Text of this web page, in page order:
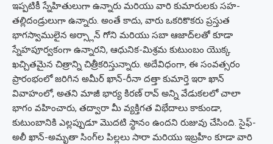
ఇప్పటికీ స్నేహితులుగా ఉన్నారు మరియు వారి కుమారులకు సహ-
తల్లిదండ్రులుగా ఉన్నారు. అంతే కాదు, వారు ఒకరికొకరు ప్రస్తుత
భాగస్వాములైన అర్స్లాన్ గోని మరియు సబా ఆజాద్‌లతో కూడా
స్నేహపూర్వకంగా ఉన్నారని, ఆధునిక-మిశ్రమ కుటుంబం యొక్క
ఖచ్చితమైన చిత్రాన్ని చిత్రీకరిస్తున్నారు. అదేవిధంగా, ఈ సంవత్సరం
ప్రారంభంలో జరిగిన అమీర్ ఖాన్-రీనా దత్తా కుమార్తె ఇరా ఖాన్
వివాహంలో, అతని మాజీ భార్య కిరణ్ రావ్ అన్ని వేడుకలలో చాలా
భాగం వహించారు, తద్వారా మీ వ్యక్తిగత విభేదాలు కాకుండా,
కుటుంబానికి ఎల్లప్పుడూ మొదటి స్థానం ఉందని రుజువు చేసింది. సైఫ్-
అలీ ఖాన్-అమృతా సింగ్‌ల పిల్లలు సారా మరియు ఇబ్రహీం కూడా వారి